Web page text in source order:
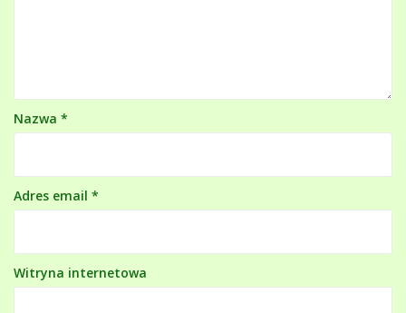
Nazwa *
Adres email *
Witryna internetowa